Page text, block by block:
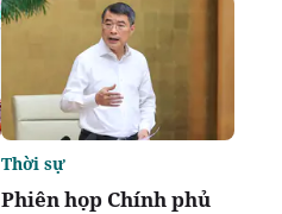
Phiên họp Chính phủ
Thời sự